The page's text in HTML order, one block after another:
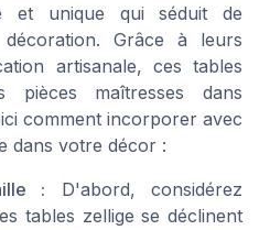
et unique qui séduit de
Grâce à leurs
artisanale, ces tables
pièces maîtresses dans
comment incorporer avec
dans votre décor :
: D'abord, considérez
tables zellige se déclinent